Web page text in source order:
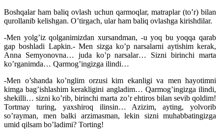
Boshqalar ham baliq ovlash uchun qarmoqlar, matraplar (to’r) bilan
qurollanib kelishgan. O’tirgach, ular ham baliq ovlashga kirishdilar.
-Men yolg’iz qolganimizdan xursandman, -u yoq bu yoqqa qarab
gap boshladi Lapkin.- Men sizga ko’p narsalarni aytishim kerak,
Anna Semyonovna… juda ko’p narsalar… Sizni birinchi marta
ko’rganimda… Qarmog’ingizga ilindi…
-Men o’shanda ko’nglim orzusi kim ekanligi va men hayotimni
kimga bag’ishlashim kerakligini angladim… Qarmog’ingizga ilindi,
shekilli… sizni ko’rib, birinchi marta zo’r ehtiros bilan sevib qoldim!
Tortmay turing, yaxshiroq ilinsin… Azizim, ayting, yolvorib
so’rayman, men balki arzimasman, lekin sizni muhabbatingizga
umid qilsam bo’ladimi? Torting!